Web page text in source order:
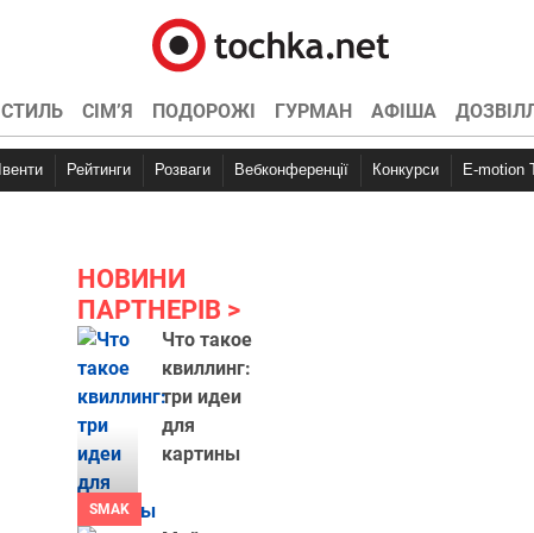
СТИЛЬ СІМ’Я ПОДОРОЖІ ГУРМАН АФІША
Івенти Рейтинги Розваги Вебконференції Конкурси E-motion
НОВИНИ
ПАРТНЕРІВ
SMAK
Что такое
квиллинг:
три идеи
для
картины